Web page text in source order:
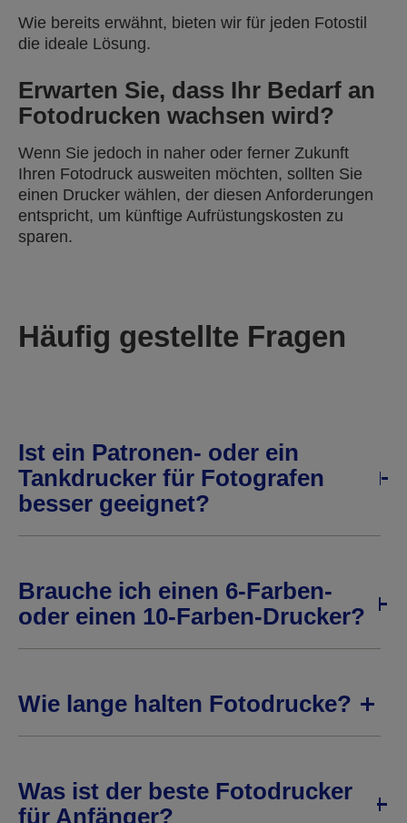
Wie bereits erwähnt, bieten wir für jeden Fotostil
die ideale Lösung.
Erwarten Sie, dass Ihr Bedarf an
Fotodrucken wachsen wird?
Wenn Sie jedoch in naher oder ferner Zukunft
Ihren Fotodruck ausweiten möchten, sollten Sie
einen Drucker wählen, der diesen Anforderungen
entspricht, um künftige Aufrüstungskosten zu
sparen.
Häufig gestellte Fragen
Ist ein Patronen- oder ein
Tankdrucker für Fotografen
besser geeignet?
Brauche ich einen 6-Farben-
oder einen 10-Farben-Drucker?
Wie lange halten Fotodrucke?
Was ist der beste Fotodrucker
für Anfänger?